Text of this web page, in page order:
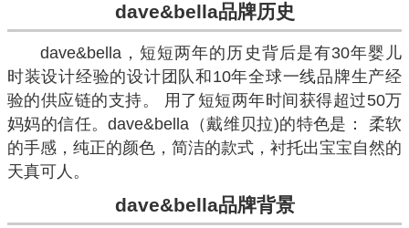
dave&bella品牌历史
dave&bella，短短两年的历史背后是有30年婴儿
时装设计经验的设计团队和10年全球一线品牌生产经
验的供应链的支持。 用了短短两年时间获得超过50万
妈妈的信任。dave&bella（戴维贝拉)的特色是： 柔软
的手感，纯正的颜色，简洁的款式，衬托出宝宝自然的
天真可人。
dave&bella品牌背景